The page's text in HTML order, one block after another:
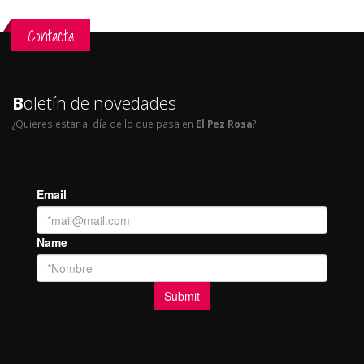
Contacta
Boletín de novedades
¿Quieres estar al día de lo que pasa en El Pez Rosa?